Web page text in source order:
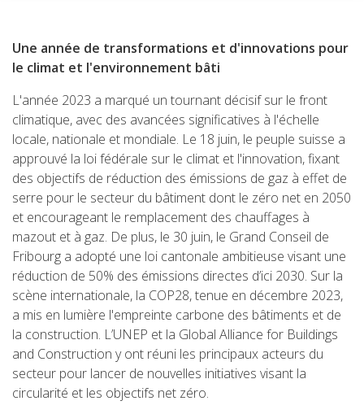
Une année de transformations et d'innovations pour
le climat et l'environnement bâti
L'année 2023 a marqué un tournant décisif sur le front
climatique, avec des avancées significatives à l'échelle
locale, nationale et mondiale. Le 18 juin, le peuple suisse a
approuvé la loi fédérale sur le climat et l'innovation, fixant
des objectifs de réduction des émissions de gaz à effet de
serre pour le secteur du bâtiment dont le zéro net en 2050
et encourageant le remplacement des chauffages à
mazout et à gaz. De plus, le 30 juin, le Grand Conseil de
Fribourg a adopté une loi cantonale ambitieuse visant une
réduction de 50% des émissions directes d’ici 2030. Sur la
scène internationale, la COP28, tenue en décembre 2023,
a mis en lumière l'empreinte carbone des bâtiments et de
la construction. L’UNEP et la Global Alliance for Buildings
and Construction y ont réuni les principaux acteurs du
secteur pour lancer de nouvelles initiatives visant la
circularité et les objectifs net zéro.